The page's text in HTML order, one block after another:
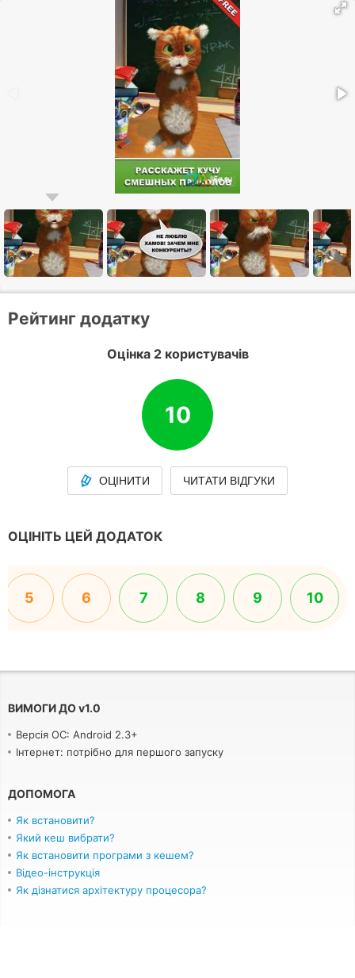
Рейтинг додатку
Оцінка 2 користувачів
10
ОЦІНИТИ ЧИТАТИ ВІДГУКИ
ОЦІНІТЬ ЦЕЙ ДОДАТОК
5 6 7 8 9 10
ВИМОГИ ДОv1.0
Версія ОС: Android 2.3+
Інтернет: потрібно для першого запуску
ДОПОМОГА
Як встановити?
Який кеш вибрати?
Як встановити програми з кешем?
Відео-інструкція
Як дізнатися архітектуру процесора?